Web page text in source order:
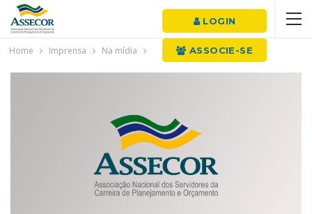
LOGIN
ASSOCIE-SE
Home Imprensa Na mídia